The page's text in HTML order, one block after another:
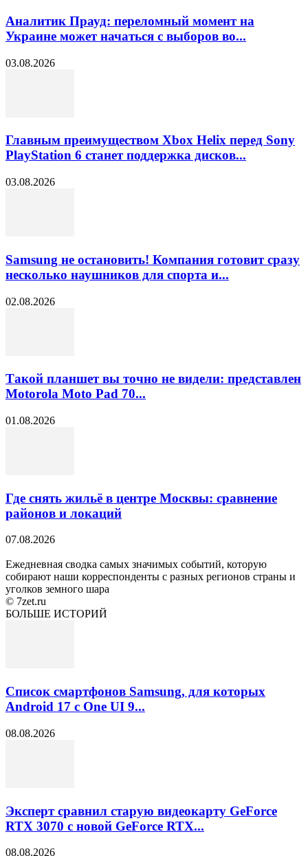
Аналитик Прауд: переломный момент на
Украине может начаться с выборов во...
03.08.2026
Главным преимуществом Xbox Helix перед Sony
PlayStation 6 станет поддержка дисков...
03.08.2026
Samsung не остановить! Компания готовит сразу
несколько наушников для спорта и...
02.08.2026
Такой планшет вы точно не видели: представлен
Motorola Moto Pad 70...
01.08.2026
Где снять жильё в центре Москвы: сравнение
районов и локаций
07.08.2026
Ежедневная сводка самых значимых событий, которую
собирают наши корреспонденты с разных регионов страны и
уголков земного шара
© 7zet.ru
БОЛЬШЕ ИСТОРИЙ
Список смартфонов Samsung, для которых
Android 17 с One UI 9...
08.08.2026
Эксперт сравнил старую видеокарту GeForce
RTX 3070 с новой GeForce RTX...
08.08.2026